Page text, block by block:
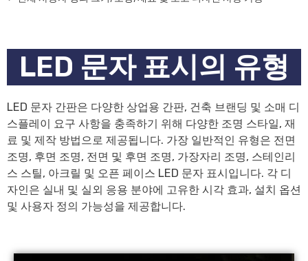
LED 문자 표시의 유형
LED 문자 간판은 다양한 상업용 간판, 건축 브랜딩 및 소매 디
스플레이 요구 사항을 충족하기 위해 다양한 조명 스타일, 재
료 및 제작 방법으로 제공됩니다. 가장 일반적인 유형은 전면
조명, 후면 조명, 전면 및 후면 조명, 가장자리 조명, 스테인리
스 스틸, 아크릴 및 오픈 페이스 LED 문자 표시입니다. 각 디
자인은 실내 및 실외 응용 분야에 고유한 시각 효과, 설치 옵션
및 사용자 정의 가능성을 제공합니다.